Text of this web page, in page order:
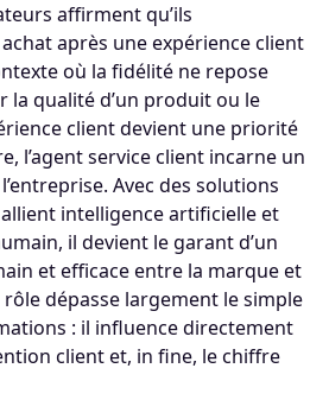
affirment qu’ils
après une expérience client
où la fidélité ne repose
la qualité d’un produit ou le
client devient une priorité
l’agent service client incarne un
Avec des solutions
intelligence artificielle et
il devient le garant d’un
et efficace entre la marque et
dépasse largement le simple
: il influence directement
client et, in fine, le chiffre